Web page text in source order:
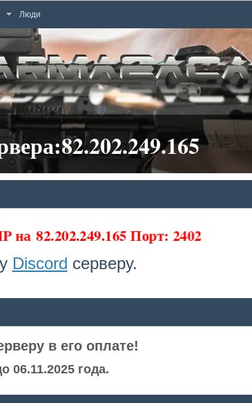
Люди
на 82.202.249.165 Порт: 2402
Discord серверу.
в его оплате!
06.11.2025 года.